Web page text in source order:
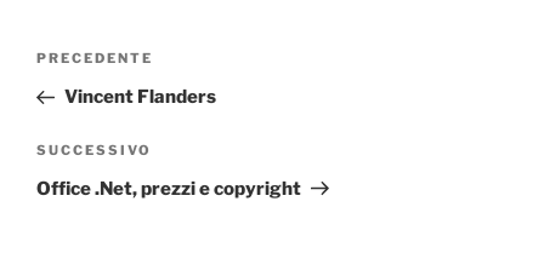
Navigazione
Articolo
precedente:
PRECEDENTE
Vincent Flanders
Articolo
successivo
SUCCESSIVO
Office .Net, prezzi e copyright